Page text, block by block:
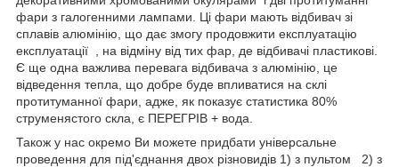
фари з галогенними лампами. Ці фари мають відбивач зі
сплавів алюмінію, що дає змогу продовжити експлуатацію
експлуатації , на відміну від тих фар, де відбивачі пластикові.
Є ще одна важлива перевага відбивача з алюмінію, це
відведення тепла, що добре буде впливатися на склі
протитуманної фари, адже, як показує статистика 80%
струменястого скла, є ПЕРЕГРІВ + вода.
Також у нас окремо Ви можете придбати універсальне
проведення для під'єднання двох різновидів 1) з пультом 2) з